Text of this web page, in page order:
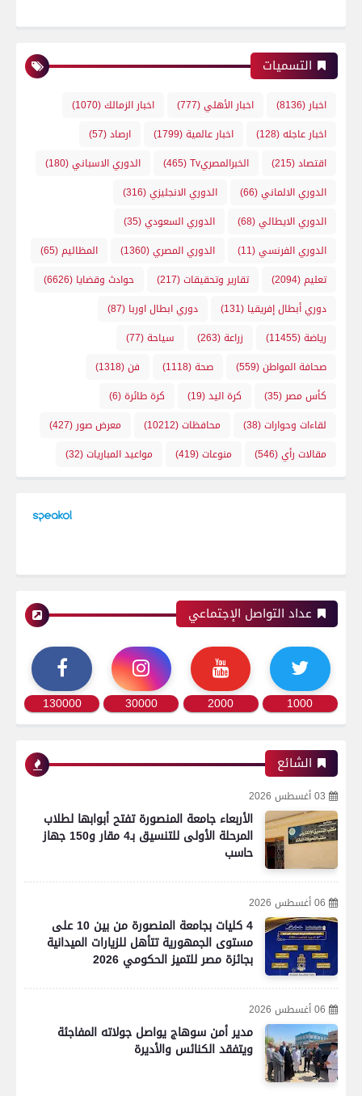
التسميات
اخبار (8136) اخبار الأهلي(777) اخبار الزمالك(1070)
اخبار عاجله(128) اخبار عالمية(1799) ارصاد(57)
اقتصاد(215) الخبرالمصريTv (465) الدوري الاسباني(180)
الدوري الالماني(66) الدوري الانجليزي(316)
الدوري الايطالي(68) الدوري السعودي(35)
الدوري الفرنسي(11) الدوري المصري(1360) المظاليم(65)
تعليم(2094) تقارير وتحقيقات(217) حوادث وقضايا (6626)
دوري أبطال إفريقيا (131) دوري ابطال اوربا (87)
رياضة(11455) زراعة(263) سياحة(77)
صحافة المواطن(559) صحة(1118) فن(1318)
كأس مصر (35) كرة اليد(19) كرة طائرة(6)
لقاءات وحوارات(38) محافظات(10212) معرض صور (427)
مقالات رأي(546) منوعات(419) مواعيد المباريات(32)
عداد التواصل الإجتماعي
1000
2000
30000
130000
الشائع
03 أغسطس 2026
الأربعاء جامعة المنصورة تفتح أبوابها لطلاب
المرحلة الأولى للتنسيق بـ4 مقار و150 جهاز
حاسب
06 أغسطس 2026
4 كليات بجامعة المنصورة من بين 10 على
مستوى الجمهورية تتأهل للزيارات الميدانية
بجائزة مصر للتميز الحكومي 2026
06 أغسطس 2026
مدير أمن سوهاج يواصل جولاته المفاجئة
ويتفقد الكنائس والأديرة
رياضة